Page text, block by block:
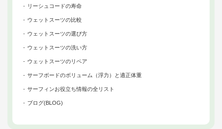
リーシュコードの寿命
ウェットスーツの比較
ウェットスーツの選び方
ウェットスーツの洗い方
ウェットスーツのリペア
サーフボードのボリューム（浮力）と適正体重
サーフィンお役立ち情報の全リスト
ブログ(BLOG)